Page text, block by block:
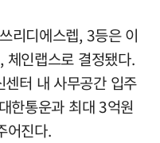
리디에스렙, 3등은 이
체인랩스로 결정됐다.
터 내 사무공간 입주
한통운과 최대 3억원
어진다.